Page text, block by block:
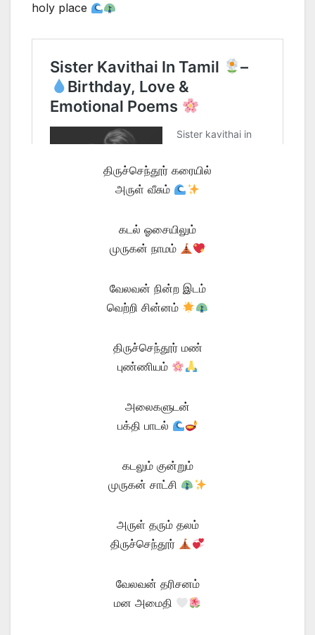
holy place
திருச்செந்தூர் கரையில்
அருள் வீசும்
கடல் ஓசையிலும்
முருகன் நாமம்
வேலவன் நின்ற இடம்
வெற்றி சின்னம்
திருச்செந்தூர் மண்
புண்ணியம்
அலைகளுடன்
பக்தி பாடல்
கடலும் குன்றும்
முருகன் சாட்சி
அருள் தரும் தலம்
திருச்செந்தூர்
வேலவன் தரிசனம்
மன அமைதி